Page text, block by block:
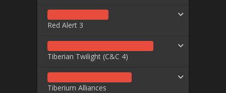
Red Alert 3
Tiberian Twilight (C&C 4)
Tiberium Alliances